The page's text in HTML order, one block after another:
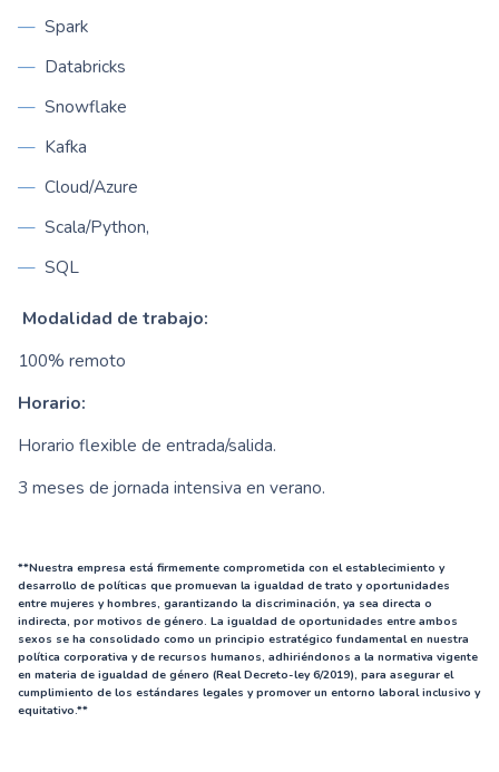
Spark
Databricks
Snowflake
Kafka
Cloud/Azure
Scala/Python,
SQL
Modalidad de trabajo:
100% remoto
Horario:
Horario flexible de entrada/salida.
3 meses de jornada intensiva en verano.
**Nuestra empresa está firmemente comprometida con el establecimiento y
desarrollo de políticas que promuevan la igualdad de trato y oportunidades
entre mujeres y hombres, garantizando la discriminación, ya sea directa o
indirecta, por motivos de género. La igualdad de oportunidades entre ambos
sexos se ha consolidado como un principio estratégico fundamental en nuestra
política corporativa y de recursos humanos, adhiriéndonos a la normativa vigente
en materia de igualdad de género (Real Decreto-ley 6/2019), para asegurar el
cumplimiento de los estándares legales y promover un entorno laboral inclusivo y
equitativo.**